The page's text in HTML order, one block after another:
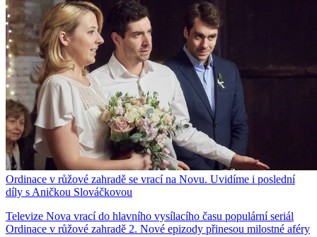
Ordinace v růžové zahradě se vrací na Novu. Uvidíme i poslední
díly s Aničkou Slováčkovou
Televize Nova vrací do hlavního vysílacího času populární seriál
Ordinace v růžové zahradě 2. Nové epizody přinesou milostné aféry